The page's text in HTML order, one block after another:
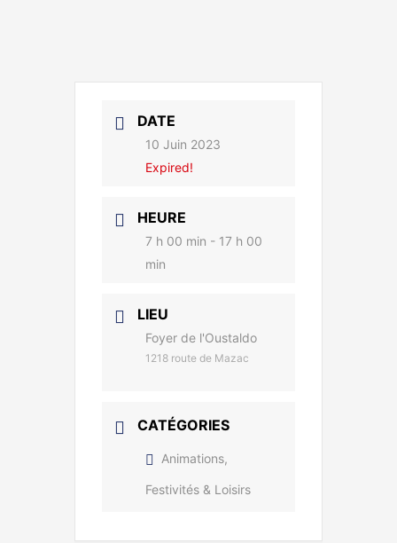
DATE
10 Juin 2023
Expired!
HEURE
7 h 00 min - 17 h 00
min
LIEU
Foyer de l'Oustaldo
1218 route de Mazac
CATÉGORIES
Animations,
Festivités & Loisirs